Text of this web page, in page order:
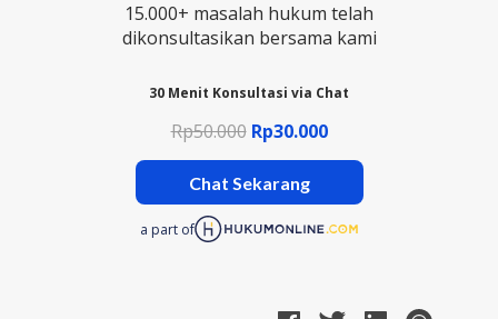
15.000+ masalah hukum telah
dikonsultasikan bersama kami
30 Menit Konsultasi via Chat
Rp50.000 Rp30.000
Chat Sekarang
a part of